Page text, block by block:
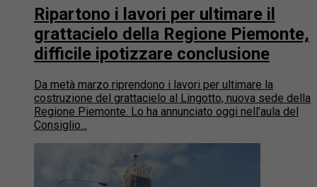
Ripartono i lavori per ultimare il
grattacielo della Regione Piemonte,
difficile ipotizzare conclusione
Da metà marzo riprendono i lavori per ultimare la
costruzione del grattacielo al Lingotto, nuova sede della
Regione Piemonte. Lo ha annunciato oggi nell’aula del
Consiglio...